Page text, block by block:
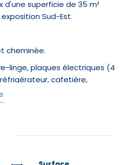
superficie de 35 m²
Sud-Est.
cheminée.
linge, plaques électriques (4
cafetière,
90.